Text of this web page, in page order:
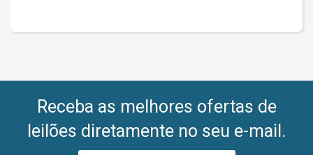
Receba as melhores ofertas de
leilões diretamente no seu e-mail.